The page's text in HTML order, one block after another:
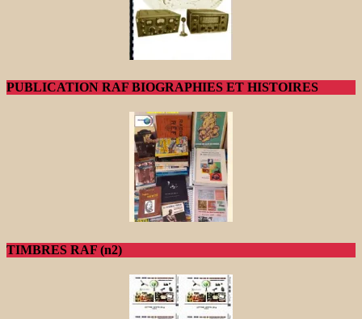
PUBLICATION RAF BIOGRAPHIES ET HISTOIRES
TIMBRES RAF (n2)